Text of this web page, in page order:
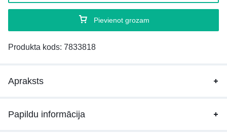
Pievienot grozam
Produkta kods: 7833818
Apraksts
Papildu informācija